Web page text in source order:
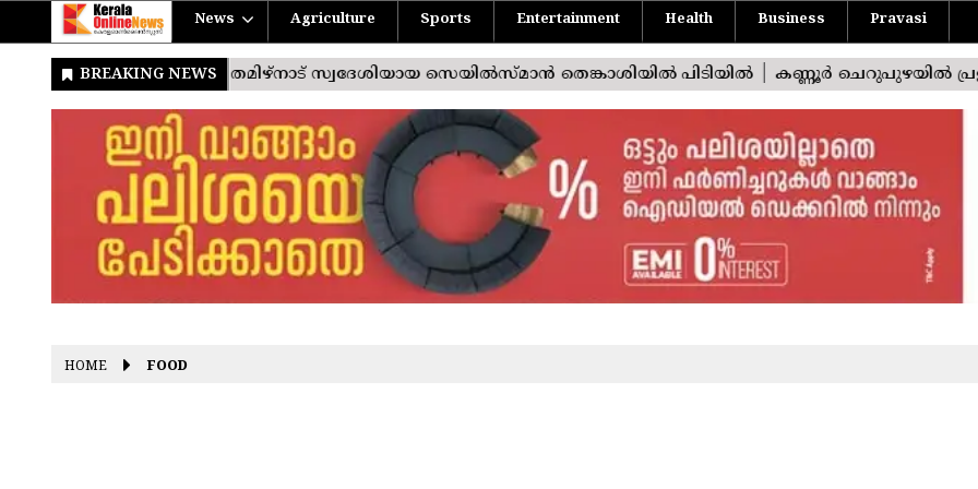
News Agriculture Sports Entertainment Health Business Pravasi
HOME FOOD